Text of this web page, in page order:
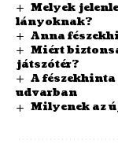
Melyek
lányoknak?
Anna
Miért
játszótér?
A fészekhinta
udvarban
Milyenek az